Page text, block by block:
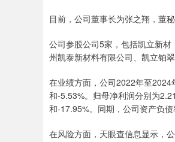
目前，公司董事长为张之翔，董
公司参股公司5家，包括凯立新
州凯泰新材料有限公司、凯立铂
在业绩方面，公司2022年至
和-5.53%。归母净利润分别为
和-17.95%。同期，公司资产负
在风险方面，天眼查信息显示，